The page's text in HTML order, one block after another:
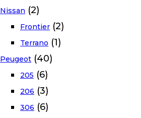
Nissan (2)
Frontier (2)
Terrano (1)
Peugeot (40)
205 (6)
206 (3)
306 (6)